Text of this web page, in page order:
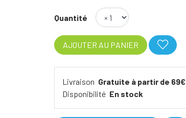
Quantité
AJOUTER AU PANIER
Livraison Gratuite à partir de 69€
Disponibilité En stock